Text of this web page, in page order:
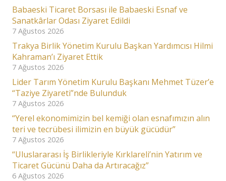
Babaeski Ticaret Borsası ile Babaeski Esnaf ve
Sanatkârlar Odası Ziyaret Edildi
7 Ağustos 2026
Trakya Birlik Yönetim Kurulu Başkan Yardımcısı Hilmi
Kahraman’ı Ziyaret Ettik
7 Ağustos 2026
Lider Tarım Yönetim Kurulu Başkanı Mehmet Tüzer’e
“Taziye Ziyareti”nde Bulunduk
7 Ağustos 2026
“Yerel ekonomimizin bel kemiği olan esnafımızın alın
teri ve tecrübesi ilimizin en büyük gücüdür”
7 Ağustos 2026
“Uluslararası İş Birlikleriyle Kırklareli’nin Yatırım ve
Ticaret Gücünü Daha da Artıracağız”
6 Ağustos 2026